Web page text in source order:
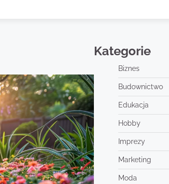
Kategorie
Biznes
Budownictwo
Edukacja
Hobby
Imprezy
Marketing
Moda